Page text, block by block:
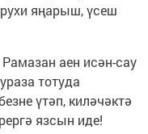
яңарыш, үсеш
аен исән-сау
тотуда
үтәп, киләчәктә
язсын иде!